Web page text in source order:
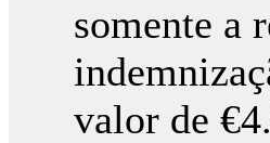
somente a
valor de